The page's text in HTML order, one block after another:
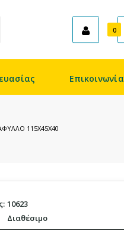
0
Επικοινωνία
115X45X40
10623
Διαθέσιμο